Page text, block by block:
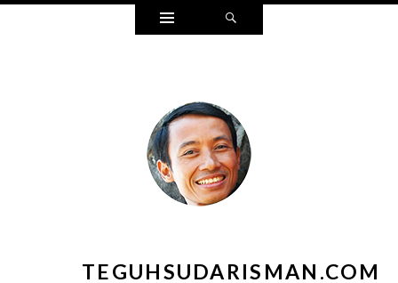
Widgets
TEGUHSUDARISMAN.COM